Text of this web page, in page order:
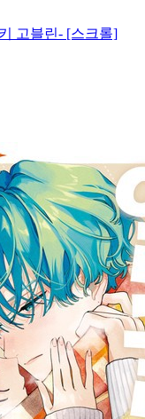
고블린- [스크롤]